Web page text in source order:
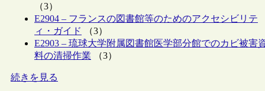
（3）
E2904 – フランスの図書館等のためのアクセシビリテ
ィ・ガイド
（3）
E2903 – 琉球大学附属図書館医学部分館でのカビ被害
料の清掃作業 （3）
続きを見る